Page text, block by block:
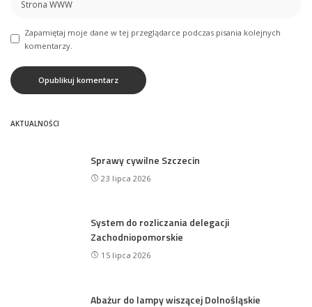
Zapamiętaj moje dane w tej przeglądarce podczas pisania kolejnych
komentarzy.
AKTUALNOŚCI
Sprawy cywilne Szczecin
23 lipca 2026
System do rozliczania delegacji
Zachodniopomorskie
15 lipca 2026
Abażur do lampy wiszącej Dolnośląskie